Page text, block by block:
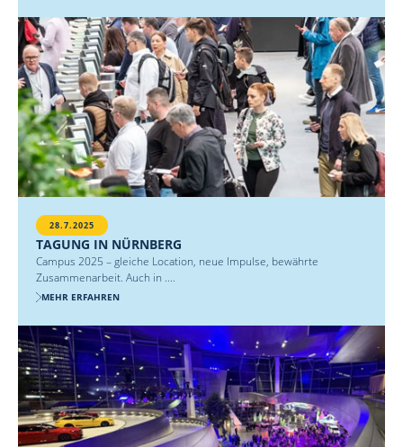
28.7.2025
TAGUNG IN NÜRNBERG
Campus 2025 – gleiche Location, neue Impulse, bewährte
Zusammenarbeit. Auch in ....
MEHR ERFAHREN